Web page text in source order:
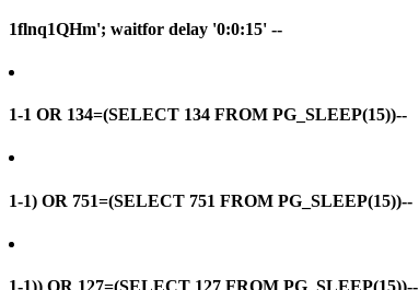
1flnq1QHm'; waitfor delay '0:0:15' --
1-1 OR 134=(SELECT 134 FROM PG_SLEEP(15))--
1-1) OR 751=(SELECT 751 FROM PG_SLEEP(15))--